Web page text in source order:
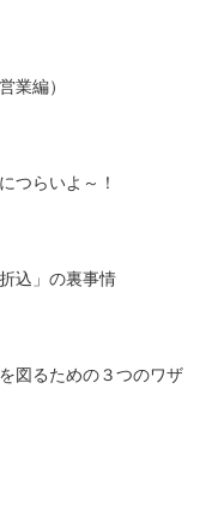
業編）
つらいよ～！
込」の裏事情
図るための３つのワザ